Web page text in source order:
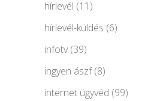
hírlevél (11)
hírlevél-küldés (6)
infotv(39)
ingyen ászf(8)
internet ügyvéd (99)